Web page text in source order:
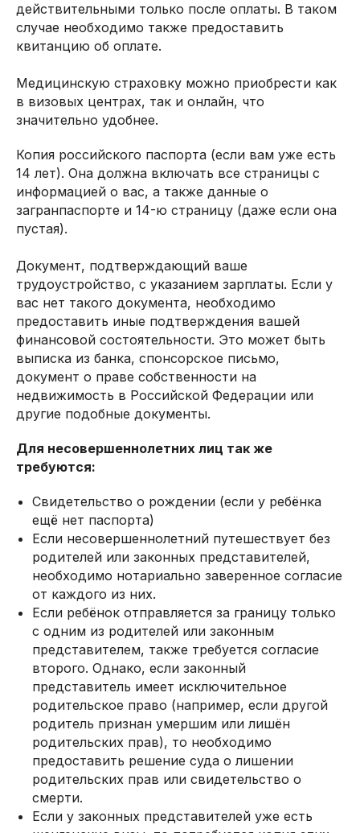
действительными только после оплаты. В таком
случае необходимо также предоставить
квитанцию об оплате.
Медицинскую страховку можно приобрести как
в визовых центрах, так и онлайн, что
значительно удобнее.
Копия российского паспорта (если вам уже есть
14 лет). Она должна включать все страницы с
информацией о вас, а также данные о
загранпаспорте и 14-ю страницу (даже если она
пустая).
Документ, подтверждающий ваше
трудоустройство, с указанием зарплаты. Если у
вас нет такого документа, необходимо
предоставить иные подтверждения вашей
финансовой состоятельности. Это может быть
выписка из банка, спонсорское письмо,
документ о праве собственности на
недвижимость в Российской Федерации или
другие подобные документы.
Для несовершеннолетних лиц так же
требуются:
Свидетельство о рождении (если у ребёнка
ещё нет паспорта)
Если несовершеннолетний путешествует без
родителей или законных представителей,
необходимо нотариально заверенное согласие
от каждого из них.
Если ребёнок отправляется за границу только
с одним из родителей или законным
представителем, также требуется согласие
второго. Однако, если законный
представитель имеет исключительное
родительское право (например, если другой
родитель признан умершим или лишён
родительских прав), то необходимо
предоставить решение суда о лишении
родительских прав или свидетельство о
смерти.
Если у законных представителей уже есть